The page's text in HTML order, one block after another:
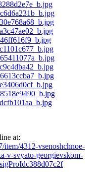
at:
4312-vsenoshchnoe-
v-svyato-georgievskom-